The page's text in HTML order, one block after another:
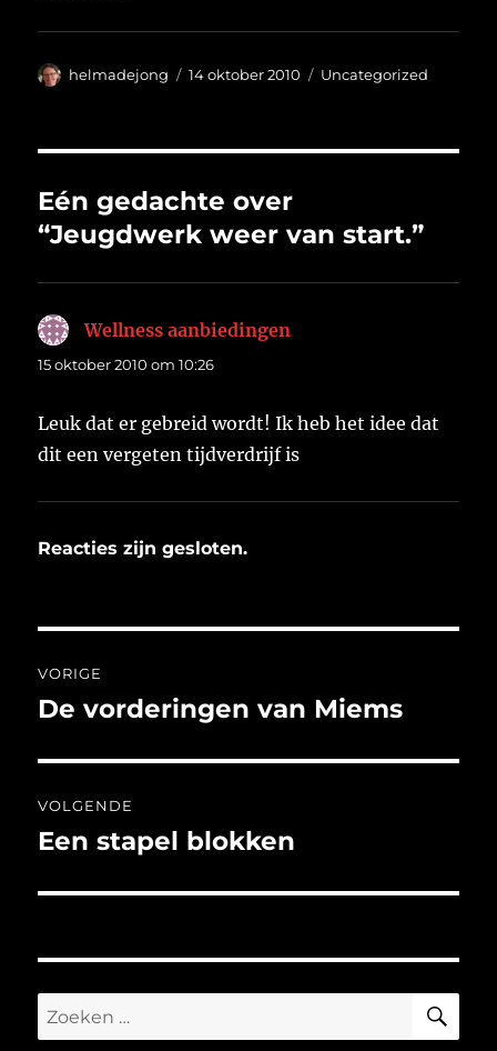
Auteur
helmadejong
Geplaatst
14 oktober 2010 Categorieën
Uncategorized
Eén gedachte over
“Jeugdwerk weer van start.”
Wellness aanbiedingen
15 oktober 2010 om 10:26
Leuk dat er gebreid wordt! Ik heb het idee dat
dit een vergeten tijdverdrijf is
Reacties zijn gesloten.
navigatie
VORIGE
Vorig
De vorderingen van Miems
VOLGENDE
Volgend
Een stapel blokken
Zoeken
naar: